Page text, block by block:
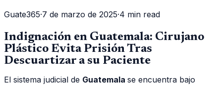
Guate365·7 de marzo de 2025·4 min read
Indignación en Guatemala: Cirujano
Plástico Evita Prisión Tras
Descuartizar a su Paciente
El sistema judicial de Guatemala se encuentra bajo